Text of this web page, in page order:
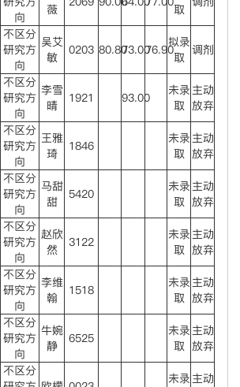
向
薇
取
不区分
研究方
向
吴艾
敏
0203 80.8073.0076.90拟录
取 调剂
不区分
研究方
向
李雪
晴
1921 93.00
未录
取
主动
放弃
不区分
研究方
向
王雅
琦
1846
未录
取
主动
放弃
不区分
研究方
向
马甜
甜
5420
未录
取
主动
放弃
不区分
研究方
向
赵欣
然
3122
未录
取
主动
放弃
不区分
研究方
向
李维
翰
1518
未录
取
主动
放弃
不区分
研究方
向
牛婉
静
6525
未录
取
主动
放弃
不区分
未录主动